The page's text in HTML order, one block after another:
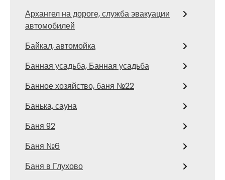
Архангел на дороге, служба эвакуации
автомобилей
Байкал, автомойка
Банная усадьба, Банная усадьба
Банное хозяйство, баня №22
Банька, сауна
Баня 92
Баня №6
Баня в Глухово